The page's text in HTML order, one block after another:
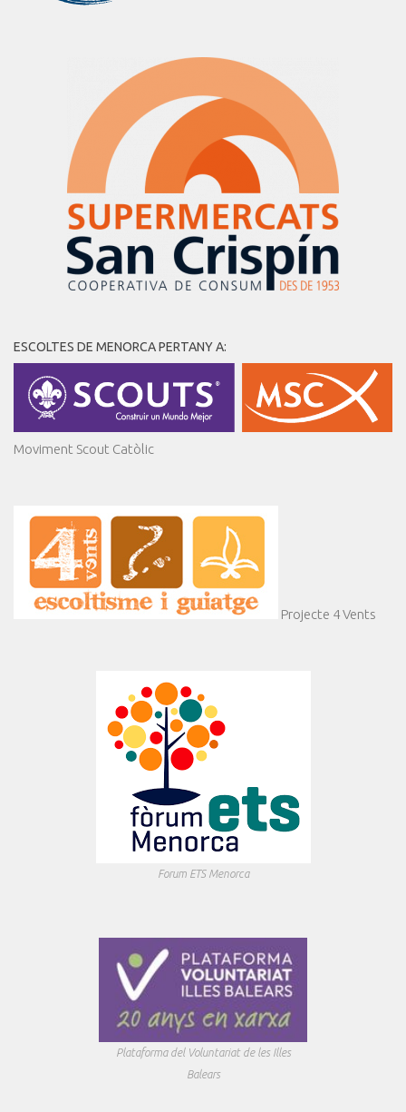
ESCOLTES DE MENORCA PERTANY A:
Moviment Scout Catòlic
Projecte 4 Vents
Forum ETS Menorca
Plataforma del Voluntariat de les Illes
Balears